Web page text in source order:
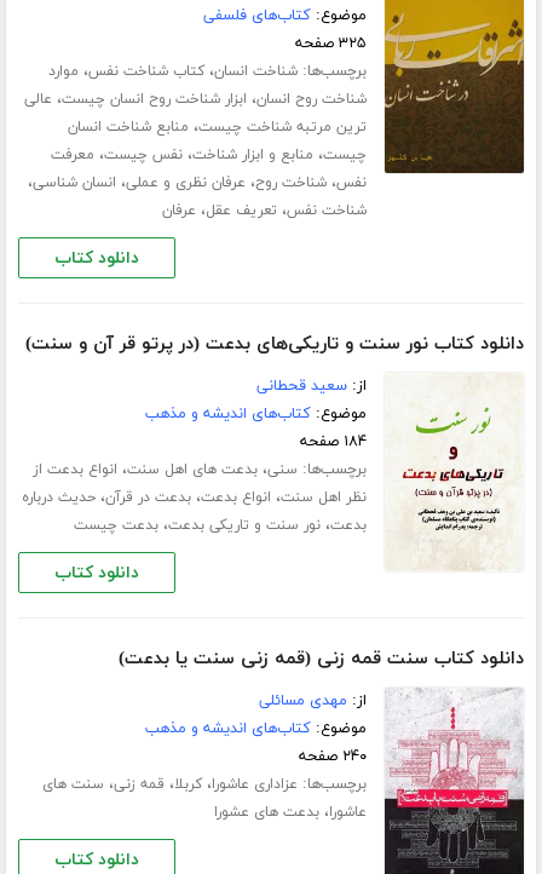
موضوع:کتاب‌های فلسفی
۳۲۵ صفحه
برچسب‌ها:شناخت انسان،کتاب شناخت نفس، موارد
شناخت روح انسان، ابزار شناخت روح انسان چیست، عالی
ترین مرتبه شناخت چیست، منابع شناخت انسان
چیست، منابع و ابزار شناخت،نفس چیست، معرفت
نفس،شناخت روح، عرفان نظری و عملی، انسان شناسی،
شناخت نفس، تعریف عقل، عرفان
دانلود کتاب
دانلود کتاب نور سنت و تاریکی‌های بدعت (در پرتو قر آن و سنت)
از:سعید قحطانی
موضوع:کتاب‌های اندیشه و مذهب
۱۸۴ صفحه
برچسب‌ها: سنی،بدعت های اهل سنت، انواع بدعت از
نظر اهل سنت، انواع بدعت،بدعت در قرآن،حدیث درباره
بدعت،نور سنت و تاریکی بدعت،بدعت چیست
دانلود کتاب
دانلود کتاب سنت قمه زنی (قمه زنی سنت یا بدعت)
از: مهدی مسائلی
موضوع:کتاب‌های اندیشه و مذهب
۲۴۰ صفحه
برچسب‌ها: عزاداری عاشورا،کربلا، قمه زنی، سنت های
عاشورا،بدعت های عشورا
دانلود کتاب